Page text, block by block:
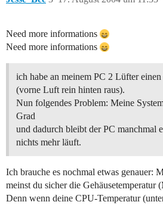
Need more informations
Need more informations
ich habe an meinem PC 2 Lüfter
(vorne Luft rein hinten raus).
Nun folgendes Problem: Meine
Grad
und dadurch bleibt der PC manchmal
nichts mehr läuft.
Ich brauche es nochmal etwas genauer:
meinst du sicher die Gehäusetemperatur
Denn wenn deine CPU-Temperatur